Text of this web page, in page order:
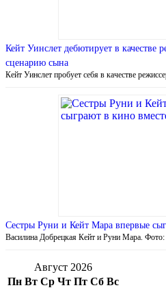
Кейт Уинслет дебютирует в качестве
сценарию сына
Кейт Уинслет пробует себя в качестве
Сестры Руни и Кейт Мара впервые
Василина Добрецкая Кейт и Руни Мара.
Август 2026
Пн Вт Ср Чт Пт Сб Вс